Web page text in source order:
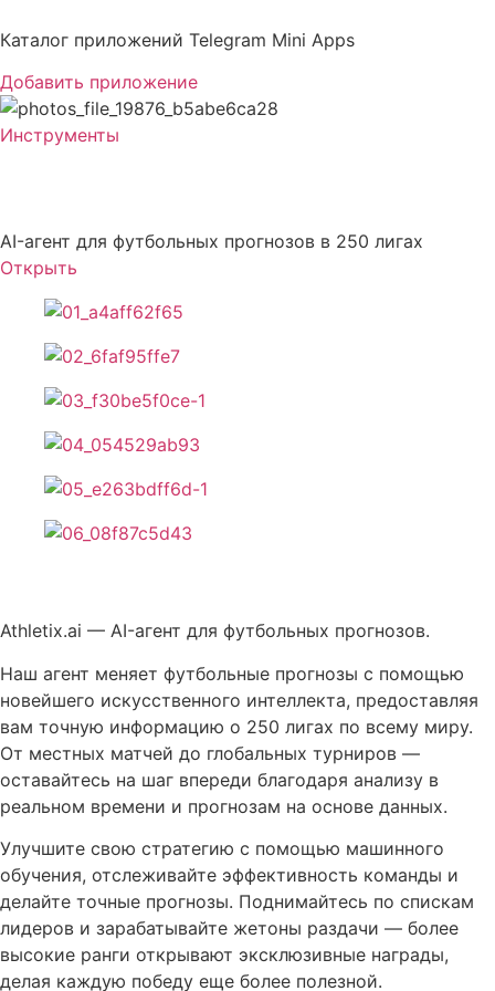
к
Каталог приложений Telegram Mini Apps
Добавить приложение
Инструменты
AI-агент для футбольных прогнозов в 250 лигах
Открыть
Athletix.ai — AI-агент для футбольных прогнозов.
Наш агент меняет футбольные прогнозы с помощью
новейшего искусственного интеллекта, предоставляя
вам точную информацию о 250 лигах по всему миру.
От местных матчей до глобальных турниров —
оставайтесь на шаг впереди благодаря анализу в
реальном времени и прогнозам на основе данных.
Улучшите свою стратегию с помощью машинного
обучения, отслеживайте эффективность команды и
делайте точные прогнозы. Поднимайтесь по спискам
лидеров и зарабатывайте жетоны раздачи — более
высокие ранги открывают эксклюзивные награды,
делая каждую победу еще более полезной.